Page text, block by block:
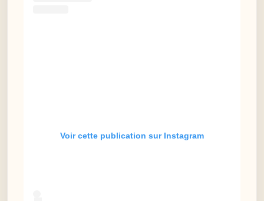
Voir cette publication sur Instagram